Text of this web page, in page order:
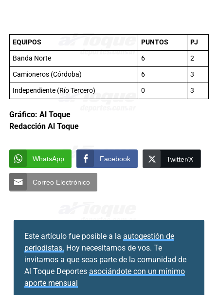
EQUIPOS PUNTOS
PJ
Banda Norte
6
2
Camioneros (Córdoba)
6
3
Independiente (Río Tercero)
0 3
Gráfico: Al Toque
Redacción Al Toque
WhatsApp Facebook Twitter/X
Correo Electrónico
Este artículo fue posible a la autogestión de
periodistas. Hoy necesitamos de vos. Te
invitamos a que seas parte de la comunidad de
Al Toque Deportes asociándote con un mínimo
aporte mensual